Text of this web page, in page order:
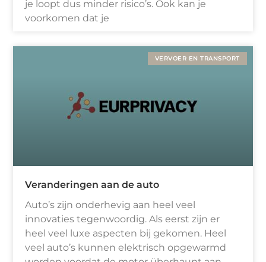
je loopt dus minder risico’s. Ook kan je
voorkomen dat je
VERVOER EN TRANSPORT
Veranderingen aan de auto
Auto’s zijn onderhevig aan heel veel
innovaties tegenwoordig. Als eerst zijn er
heel veel luxe aspecten bij gekomen. Heel
veel auto’s kunnen elektrisch opgewarmd